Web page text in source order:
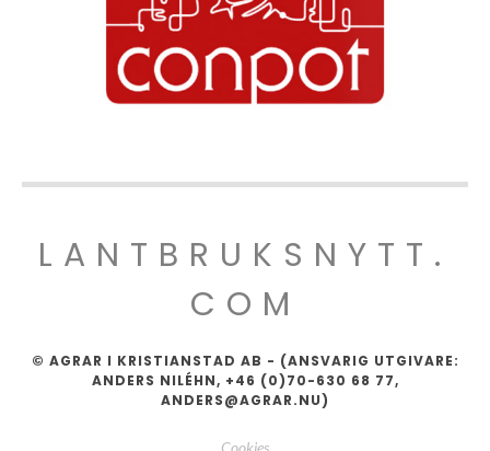
LANTBRUKSNYTT.
COM
© AGRAR I KRISTIANSTAD AB - (ANSVARIG UTGIVARE:
ANDERS NILÉHN, +46 (0)70-630 68 77,
ANDERS@AGRAR.NU)
Cookies